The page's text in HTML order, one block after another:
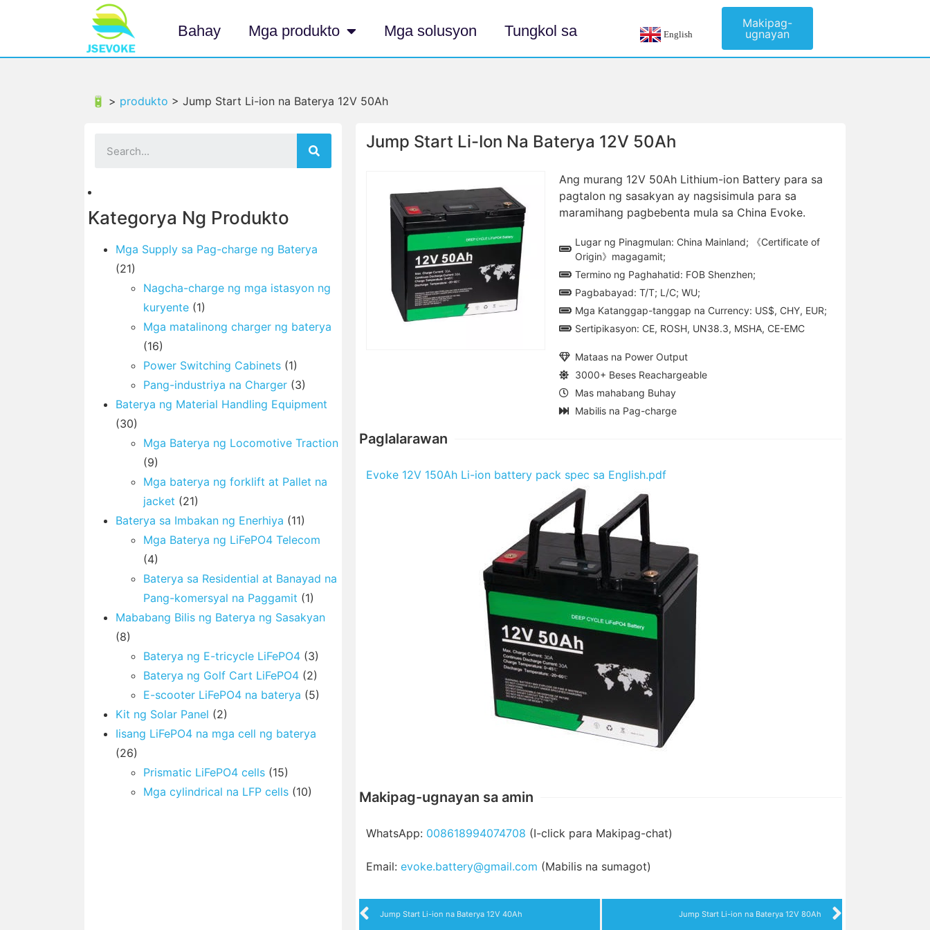
Bahay Mga produkto Mga solusyon Tungkol sa English
Makipag-
ugnayan
🔋 > produkto > Jump Start Li-ion na Baterya 12V 50Ah
Kategorya Ng Produkto
Mga Supply sa Pag-charge ng Baterya
(21)
Nagcha-charge ng mga istasyon ng
kuryente (1)
Mga matalinong charger ng baterya
(16)
Power Switching Cabinets (1)
Pang-industriya na Charger (3)
Baterya ng Material Handling Equipment
(30)
Mga Baterya ng Locomotive Traction
(9)
Mga baterya ng forklift at Pallet na
jacket (21)
Baterya sa Imbakan ng Enerhiya (11)
Mga Baterya ng LiFePO4 Telecom
(4)
Baterya sa Residential at Banayad na
Pang-komersyal na Paggamit (1)
Mababang Bilis ng Baterya ng Sasakyan
(8)
Baterya ng E-tricycle LiFePO4 (3)
Baterya ng Golf Cart LiFePO4 (2)
E-scooter LiFePO4 na baterya (5)
Kit ng Solar Panel (2)
Iisang LiFePO4 na mga cell ng baterya
(26)
Prismatic LiFePO4 cells (15)
Mga cylindrical na LFP cells (10)
Jump Start Li-Ion Na Baterya 12V 50Ah
Ang murang 12V 50Ah Lithium-ion Battery para sa
pagtalon ng sasakyan ay nagsisimula para sa
maramihang pagbebenta mula sa China Evoke.
Lugar ng Pinagmulan: China Mainland; 《Certificate of
Origin》magagamit;
Termino ng Paghahatid: FOB Shenzhen;
Pagbabayad: T/T; L/C; WU;
Mga Katanggap-tanggap na Currency: US$, CHY, EUR;
Sertipikasyon: CE, ROSH, UN38.3, MSHA, CE-EMC
Mataas na Power Output
3000+ Beses Reachargeable
Mas mahabang Buhay
Mabilis na Pag-charge
Paglalarawan
Evoke 12V 150Ah Li-ion battery pack spec sa English.pdf
Makipag-ugnayan sa amin
WhatsApp: 008618994074708 (I-click para Makipag-chat)
Email: evoke.battery@gmail.com (Mabilis na sumagot)
Jump Start Li-ion na Baterya 12V 40Ah Jump Start Li-ion na Baterya 12V 80Ah